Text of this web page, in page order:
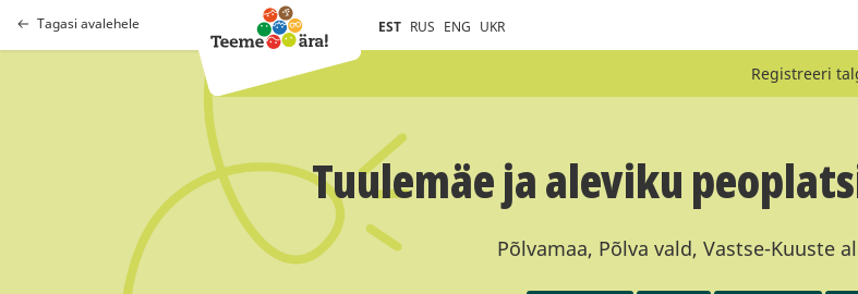
Tagasi avalehele EST RUS ENG UKR
Registreeri
Tuulemäe ja aleviku
Põlvamaa, Põlva vald, Vastse-Kuuste